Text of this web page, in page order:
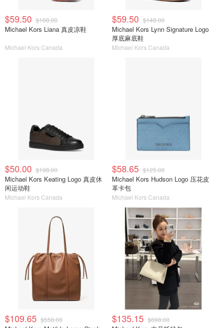
$59.50 $188.00
Michael Kors Liana 真皮凉鞋
Michael Kors Canada
$59.50 $148.00
Michael Kors Lynn Signature Logo
厚底麻底鞋
Michael Kors Canada
$50.00 $198.00
Michael Kors Keating Logo 真皮休
闲运动鞋
Michael Kors Canada
$58.65 $125.00
Michael Kors Hudson Logo 压花皮
革卡包
Michael Kors Canada
$109.65 $558.00 $135.15 $698.00